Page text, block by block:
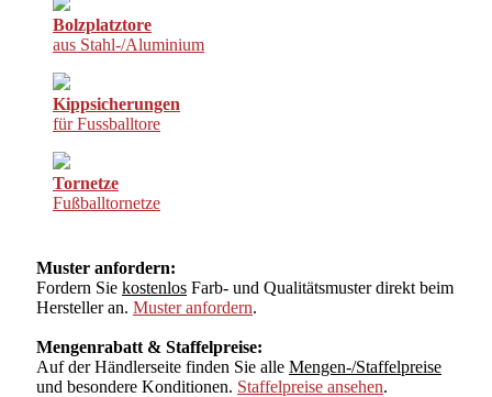
Bolzplatztore
aus Stahl-/Aluminium
Kippsicherungen
für Fussballtore
Tornetze
Fußballtornetze
Muster anfordern:
Fordern Sie kostenlos Farb- und Qualitätsmuster direkt beim
Hersteller an. Muster anfordern.
Mengenrabatt & Staffelpreise:
Auf der Händlerseite finden Sie alle Mengen-/Staffelpreise
und besondere Konditionen. Staffelpreise ansehen.